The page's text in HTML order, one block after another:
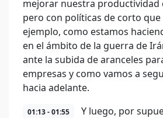
mejorar nuestra productividad
pero con políticas de corto
ejemplo, como estamos
en el ámbito de la guerra de
ante la subida de aranceles
empresas y como vamos a
hacia adelante.
01:13 - 01:55
Y luego, por